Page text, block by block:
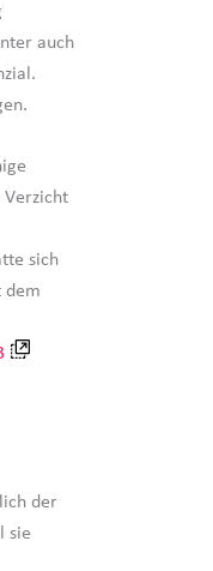
auch
sich
dem
der
sie